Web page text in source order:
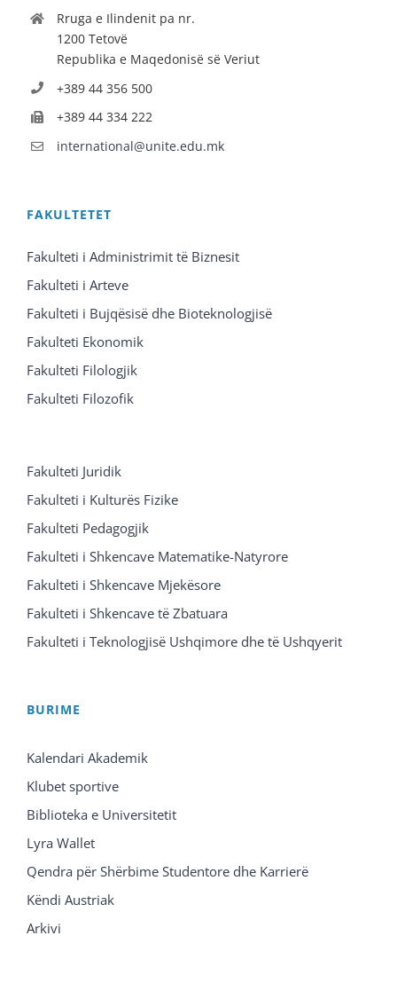
Rruga e Ilindenit pa nr.
1200 Tetovë
Republika e Maqedonisë së Veriut
+389 44 356 500
+389 44 334 222
international@unite.edu.mk
FAKULTETET
Fakulteti i Administrimit të Biznesit
Fakulteti i Arteve
Fakulteti i Bujqësisë dhe Bioteknologjisë
Fakulteti Ekonomik
Fakulteti Filologjik
Fakulteti Filozofik
Fakulteti Juridik
Fakulteti i Kulturës Fizike
Fakulteti Pedagogjik
Fakulteti i Shkencave Matematike-Natyrore
Fakulteti i Shkencave Mjekësore
Fakulteti i Shkencave të Zbatuara
Fakulteti i Teknologjisë Ushqimore dhe të Ushqyerit
BURIME
Kalendari Akademik
Klubet sportive
Biblioteka e Universitetit
Lyra Wallet
Qendra për Shërbime Studentore dhe Karrierë
Këndi Austriak
Arkivi